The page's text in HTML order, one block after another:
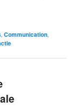
,Communication,